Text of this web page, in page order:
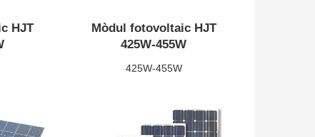
HJT
Mòdul fotovoltaic HJT
425W-455W
425W-455W